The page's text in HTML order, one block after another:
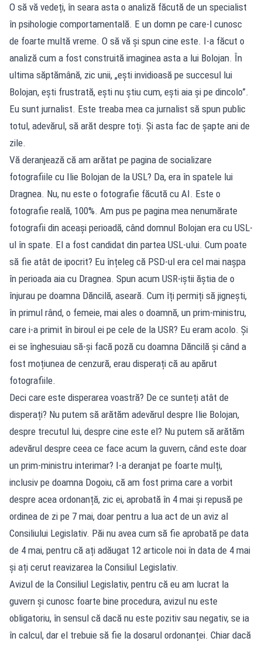
O să vă vedeți, în seara asta o analiză făcută de un specialist
în psihologie comportamentală. E un domn pe care-l cunosc
de foarte multă vreme. O să vă și spun cine este. I-a făcut o
analiză cum a fost construită imaginea asta a lui Bolojan. În
ultima săptămână, zic unii, „ești invidioasă pe succesul lui
Bolojan, ești frustrată, ești nu știu cum, ești aia și pe dincolo”.
Eu sunt jurnalist. Este treaba mea ca jurnalist să spun public
totul, adevărul, să arăt despre toți. Și asta fac de șapte ani de
zile.
Vă deranjează că am arătat pe pagina de socializare
fotografiile cu Ilie Bolojan de la USL? Da, era în spatele lui
Dragnea. Nu, nu este o fotografie făcută cu AI. Este o
fotografie reală, 100%. Am pus pe pagina mea nenumărate
fotografii din aceași perioadă, când domnul Bolojan era cu USL-
ul în spate. El a fost candidat din partea USL-ului. Cum poate
să fie atât de ipocrit? Eu înțeleg că PSD-ul era cel mai nașpa
în perioada aia cu Dragnea. Spun acum USR-iștii ăștia de o
înjurau pe doamna Dăncilă, aseară. Cum îți permiți să jignești,
în primul rând, o femeie, mai ales o doamnă, un prim-ministru,
care i-a primit în biroul ei pe cele de la USR? Eu eram acolo. Și
ei se înghesuiau să-și facă poză cu doamna Dăncilă și când a
fost moțiunea de cenzură, erau disperați că au apărut
fotografiile.
Deci care este disperarea voastră? De ce sunteți atât de
disperați? Nu putem să arătăm adevărul despre Ilie Bolojan,
despre trecutul lui, despre cine este el? Nu putem să arătăm
adevărul despre ceea ce face acum la guvern, când este doar
un prim-ministru interimar? I-a deranjat pe foarte mulți,
inclusiv pe doamna Dogoiu, că am fost prima care a vorbit
despre acea ordonanță, zic ei, aprobată în 4 mai și repusă pe
ordinea de zi pe 7 mai, doar pentru a lua act de un aviz al
Consiliului Legislativ. Păi nu avea cum să fie aprobată pe data
de 4 mai, pentru că ați adăugat 12 articole noi în data de 4 mai
și ați cerut reavizarea la Consiliul Legislativ.
Avizul de la Consiliul Legislativ, pentru că eu am lucrat la
guvern și cunosc foarte bine procedura, avizul nu este
obligatoriu, în sensul că dacă nu este pozitiv sau negativ, se ia
în calcul, dar el trebuie să fie la dosarul ordonanței. Chiar dacă